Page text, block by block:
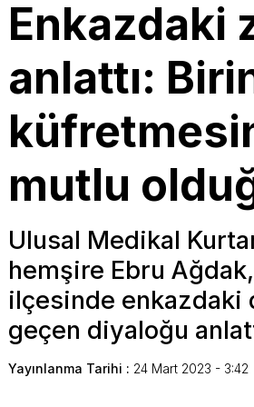
Enkazdaki
anlattı:
mutlu
Ulusal Medikal
hemşire Ebru
ilçesinde enkazdaki
geçen diyaloğu
Yayınlanma Tarihi : 24 Mart 2023 - 3:42